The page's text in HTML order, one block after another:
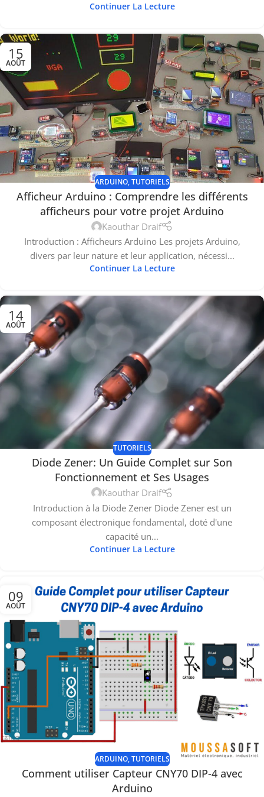
Continuer La Lecture
15
AOÛT
ARDUINO,TUTORIELS
Afficheur Arduino : Comprendre les différents
afficheurs pour votre projet Arduino
Kaouthar Draif
Introduction : Afficheurs Arduino Les projets Arduino,
divers par leur nature et leur application, nécessi...
Continuer La Lecture
14
AOÛT
TUTORIELS
Diode Zener: Un Guide Complet sur Son
Fonctionnement et Ses Usages
Kaouthar Draif
Introduction à la Diode Zener Diode Zener est un
composant électronique fondamental, doté d'une
capacité un...
Continuer La Lecture
09
AOÛT
ARDUINO,TUTORIELS
Comment utiliser Capteur CNY70 DIP-4 avec
Arduino